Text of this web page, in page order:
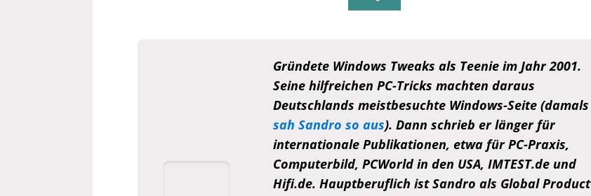
Gründete Windows Tweaks als Teenie im Jahr 2001.
Seine hilfreichen PC-Tricks machten daraus
Deutschlands meistbesuchte Windows-Seite (damals
sah Sandro so aus). Dann schrieb er länger für
internationale Publikationen, etwa für PC-Praxis,
Computerbild, PCWorld in den USA, IMTEST.de und
Hifi.de. Hauptberuflich ist Sandro als Global Product